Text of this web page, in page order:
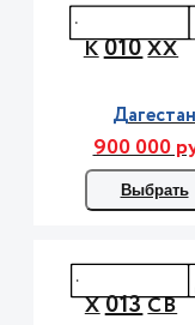
К010ХХ
Дагестан
900 000
Выбрать
Х013СВ